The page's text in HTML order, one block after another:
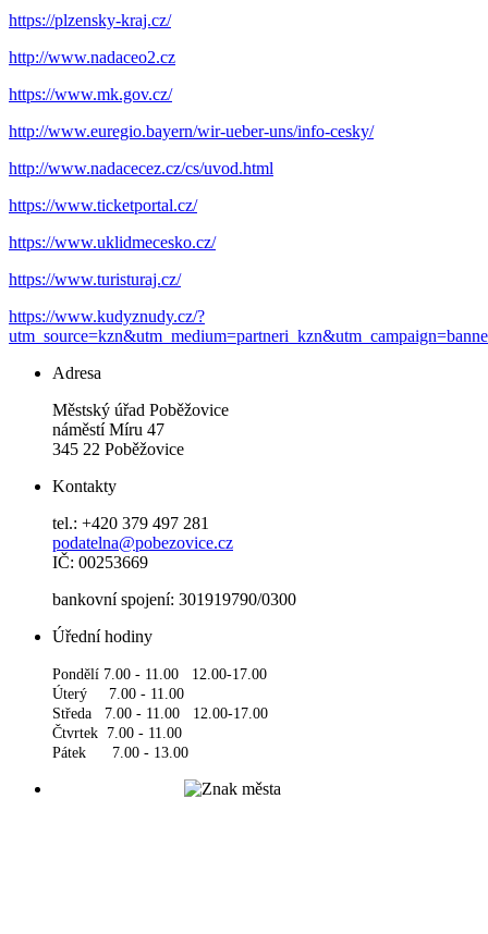
https://plzensky-kraj.cz/
http://www.nadaceo2.cz
https://www.mk.gov.cz/
http://www.euregio.bayern/wir-ueber-uns/info-cesky/
http://www.nadacecez.cz/cs/uvod.html
https://www.ticketportal.cz/
https://www.uklidmecesko.cz/
https://www.turisturaj.cz/
https://www.kudyznudy.cz/?
Adresa
Městský úřad Poběžovice
náměstí Míru 47
345 22 Poběžovice
Kontakty
tel.: +420 379 497 281
podatelna@pobezovice.cz
IČ: 00253669
bankovní spojení: 301919790/0300
Úřední hodiny
Pondělí 7.00 - 11.00 12.00-17.00
Úterý 7.00 - 11.00
Středa 7.00 - 11.00 12.00-17.00
Čtvrtek 7.00 - 11.00
Pátek 7.00 - 13.00